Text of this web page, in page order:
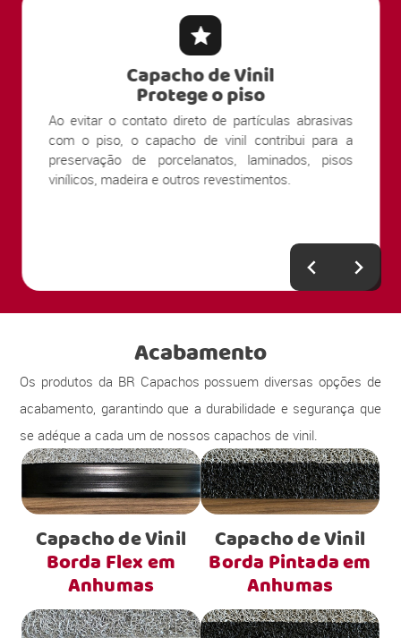
Capacho de Vinil
Protege o piso
Ao evitar o contato direto de partículas abrasivas
com o piso, o capacho de vinil contribui para a
preservação de porcelanatos, laminados, pisos
vinílicos, madeira e outros revestimentos.
Acabamento
Os produtos da BR Capachos possuem diversas opções de
acabamento, garantindo que a durabilidade e segurança que
se adéque a cada um de nossos capachos de vinil.
Capacho de Vinil
Borda Flex em
Anhumas
Capacho de Vinil
Borda Pintada em
Anhumas